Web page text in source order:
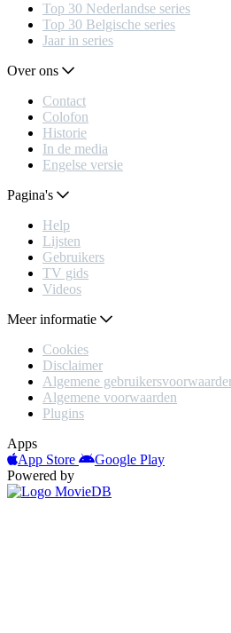
Top 30 Nederlandse series
Top 30 Belgische series
Jaar in series
Over ons
Contact
Colofon
Historie
In de media
Engelse versie
Pagina's
Help
Lijsten
Gebruikers
TV gids
Videos
Meer informatie
Cookies
Disclaimer
Algemene
Algemene voorwaarden
Plugins
Apps
App Store
Google Play
Powered by